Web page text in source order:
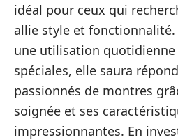
idéal pour ceux qui
allie style et
une utilisation quotidienne
spéciales, elle saura
passionnés de montres
soignée et ses
impressionnantes. En